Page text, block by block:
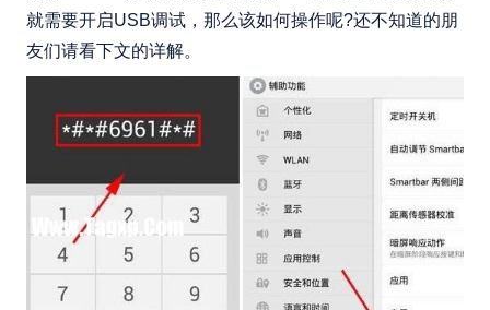
就需要开启USB调试，那么该如何操作呢?还不知道的朋
友们请看下文的详解。